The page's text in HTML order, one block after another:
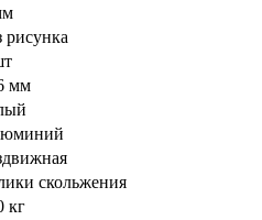
рисунка
мм
скольжения
кг